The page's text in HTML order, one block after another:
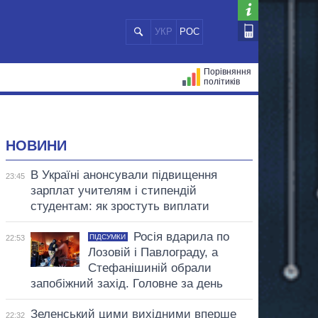
УКР РОС
Порівняння
політиків
НОВИНИ
23:45
В Україні анонсували підвищення
зарплат учителям і стипендій
студентам: як зростуть виплати
22:53 ПІДСУМКИ
Росія вдарила по
Лозовій і Павлограду, а
Стефанішиній обрали
запобіжний захід. Головне за день
22:32
Зеленський цими вихідними вперше